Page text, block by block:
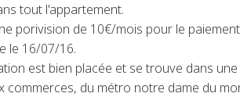
tout l'appartement.
porivision de 10€/mois pour le
le 16/07/16.
est bien placée et se trouve dans
commerces, du métro notre dame du